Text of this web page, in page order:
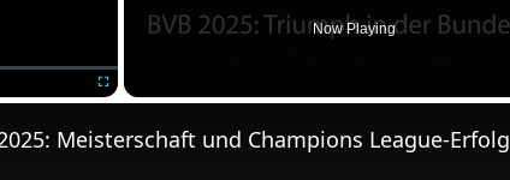
Now Playing
Meisterschaft und Champions League-Erfolg